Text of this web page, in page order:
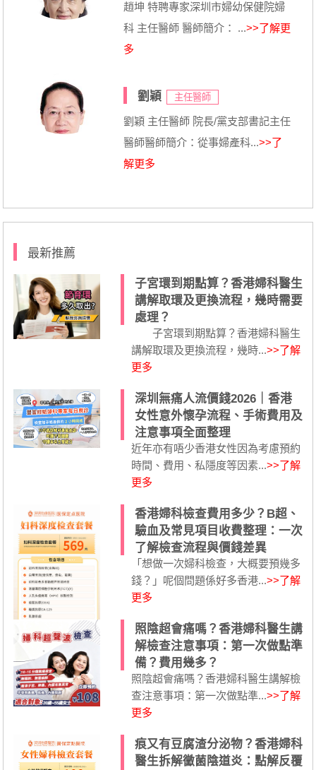
趙坤 特聘專家深圳市婦幼保健院婦
科 主任醫師 醫師簡介： ...>>了解更
多
劉穎 主任醫師
劉穎 主任醫師 院長/黨支部書記主任
醫師醫師簡介：從事婦產科...>>了
解更多
最新推薦
子宮環到期點算？香港婦科醫生
講解取環及更換流程，幾時需要
處理？
子宮環到期點算？香港婦科醫生
講解取環及更換流程，幾時...>>了解
更多
深圳無痛人流價錢2026｜香港
女性意外懷孕流程、手術費用及
注意事項全面整理
近年亦有唔少香港女性因為考慮預約
時間、費用、私隱度等因素...>>了解
更多
香港婦科檢查費用多少？B超、
驗血及常見項目收費整理：一次
了解檢查流程與價錢差異
「想做一次婦科檢查，大概要預幾多
錢？」呢個問題係好多香港...>>了解
更多
照陰超會痛嗎？香港婦科醫生講
解檢查注意事項：第一次做點準
備？費用幾多？
照陰超會痛嗎？香港婦科醫生講解檢
查注意事項：第一次做點準...>>了解
更多
痕又有豆腐渣分泌物？香港婦科
醫生拆解黴菌陰道炎：點解反覆